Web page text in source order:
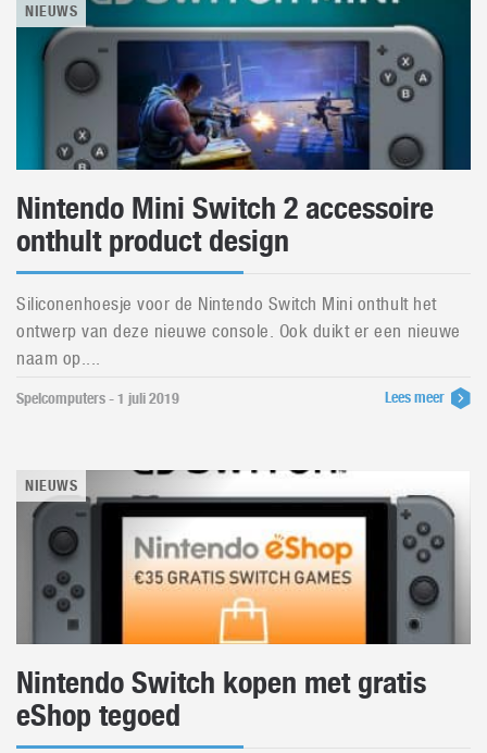
NIEUWS
Nintendo Mini Switch 2 accessoire
onthult product design
Siliconenhoesje voor de Nintendo Switch Mini onthult het
ontwerp van deze nieuwe console. Ook duikt er een nieuwe
naam op....
Spelcomputers - 1 juli 2019 Lees meer
NIEUWS
Nintendo Switch kopen met gratis
eShop tegoed